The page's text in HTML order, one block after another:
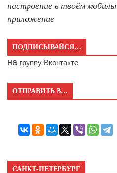
настроение в твоём
приложение
ПОДПИСЫВАЙСЯ…
на группу Вконтакте
ОТПРАВИТЬ В…
САНКТ-ПЕТЕРБУРГ